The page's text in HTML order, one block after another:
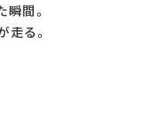
間。
る。